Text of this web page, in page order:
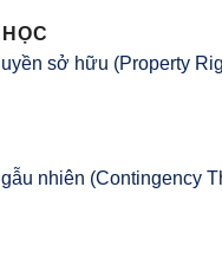
sở hữu (Property
nhiên (Contingency